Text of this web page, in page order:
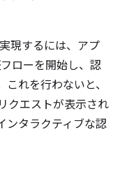
現するには、アプ
ローを開始し、認
れを行わないと、
クエストが表示され
ンタラクティブな認